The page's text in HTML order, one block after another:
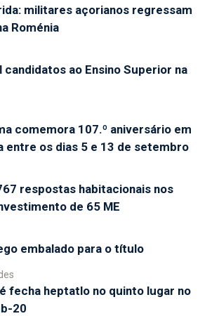
militares açorianos regressam
Roménia
candidatos ao Ensino Superior na
comemora 107.º aniversário em
entre os dias 5 e 13 de setembro
respostas habitacionais nos
de 65 ME
embalado para o título
fecha heptatlo no quinto lugar no
20